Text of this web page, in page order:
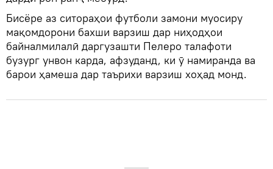
Бисёре аз ситораҳои футболи замони муосиру
мақомдорони бахши варзиш дар ниҳодҳои
байналмилалӣ даргузашти Пелеро талафоти
бузург унвон карда, афзуданд, ки ӯ намиранда ва
барои ҳамеша дар таърихи варзиш хоҳад монд.